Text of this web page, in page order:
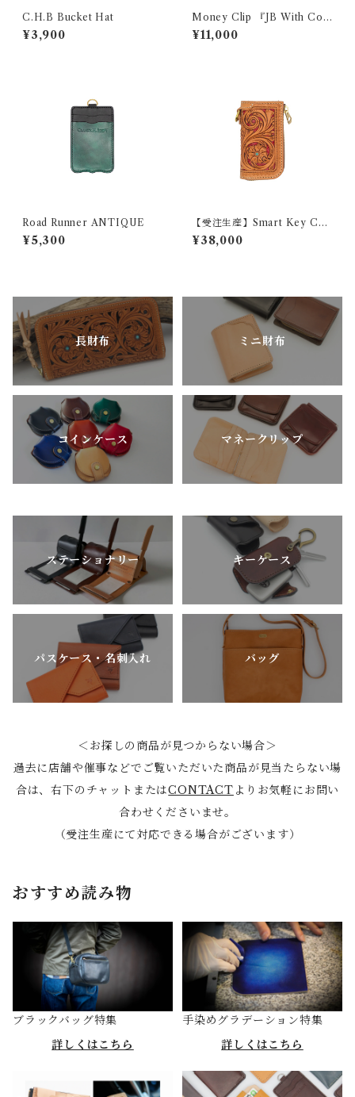
C.H.B Bucket Hat
¥3,900
Money Clip 『JB With Coi
n』
¥11,000
Road Runner ANTIQUE
¥5,300
【受注生産】Smart Key Cas
e 『GROUND Filigree』
¥38,000
長財布 ミニ財布
コインケース マネークリップ
ステーショナリー キーケース
パスケース・名刺入れ バッグ
＜お探しの商品が見つからない場合＞
過去に店舗や催事などでご覧いただいた商品が見当たらない場
合は、右下のチャットまたはCONTACT よりお気軽にお問い
合わせくださいませ。
（受注生産にて対応できる場合がございます）
おすすめ読み物
ブラックバッグ特集
詳しくはこちら
手染めグラデーション特集
詳しくはこちら